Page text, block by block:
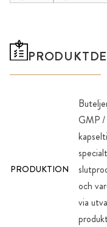
PRODUKTION
GMP
och
via